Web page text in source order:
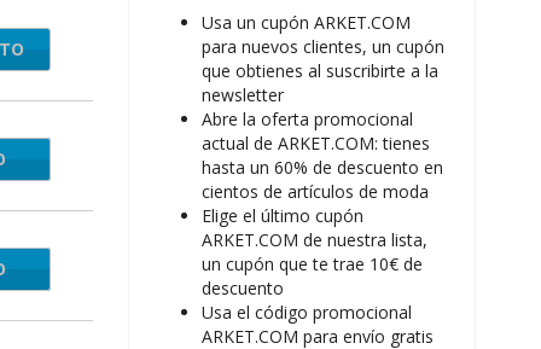
Usa un cupón ARKET.COM
para nuevos clientes, un cupón
que obtienes al suscribirte a la
newsletter
Abre la oferta promocional
actual de ARKET.COM: tienes
hasta un 60% de descuento en
cientos de artículos de moda
Elige el último cupón
ARKET.COM de nuestra lista,
un cupón que te trae 10€ de
descuento
Usa el código promocional
ARKET.COM para envío gratis